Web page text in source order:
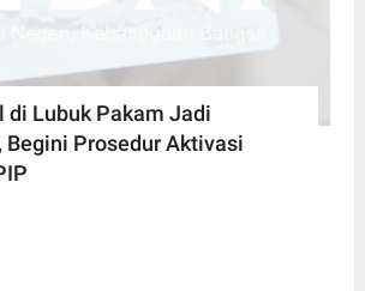
di Lubuk Pakam Jadi
Begini Prosedur Aktivasi